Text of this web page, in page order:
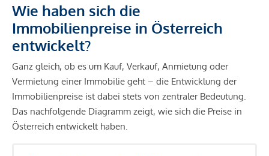
Wie haben sich die
Immobilienpreise in Österreich
entwickelt?
Ganz gleich, ob es um Kauf, Verkauf, Anmietung oder
Vermietung einer Immobilie geht – die Entwicklung der
Immobilienpreise ist dabei stets von zentraler Bedeutung.
Das nachfolgende Diagramm zeigt, wie sich die Preise in
Österreich entwickelt haben.